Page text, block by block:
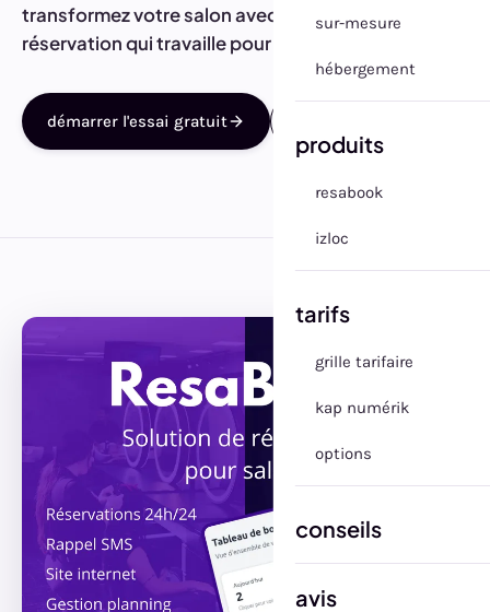
sur-mesure
hébergement
produits
resabook
izloc
tarifs
grille tarifaire
kap numérik
options
conseils
avis
transformez votre salon avec un système de
réservation qui travaille pour vous 24 h/24.
démarrer l'essai gratuit